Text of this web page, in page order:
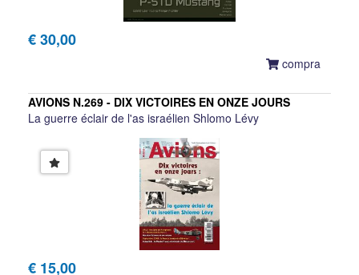
€ 30,00
compra
AVIONS N.269 - DIX VICTOIRES EN ONZE JOURS
La guerre éclair de l'as israélien Shlomo Lévy
€ 15,00